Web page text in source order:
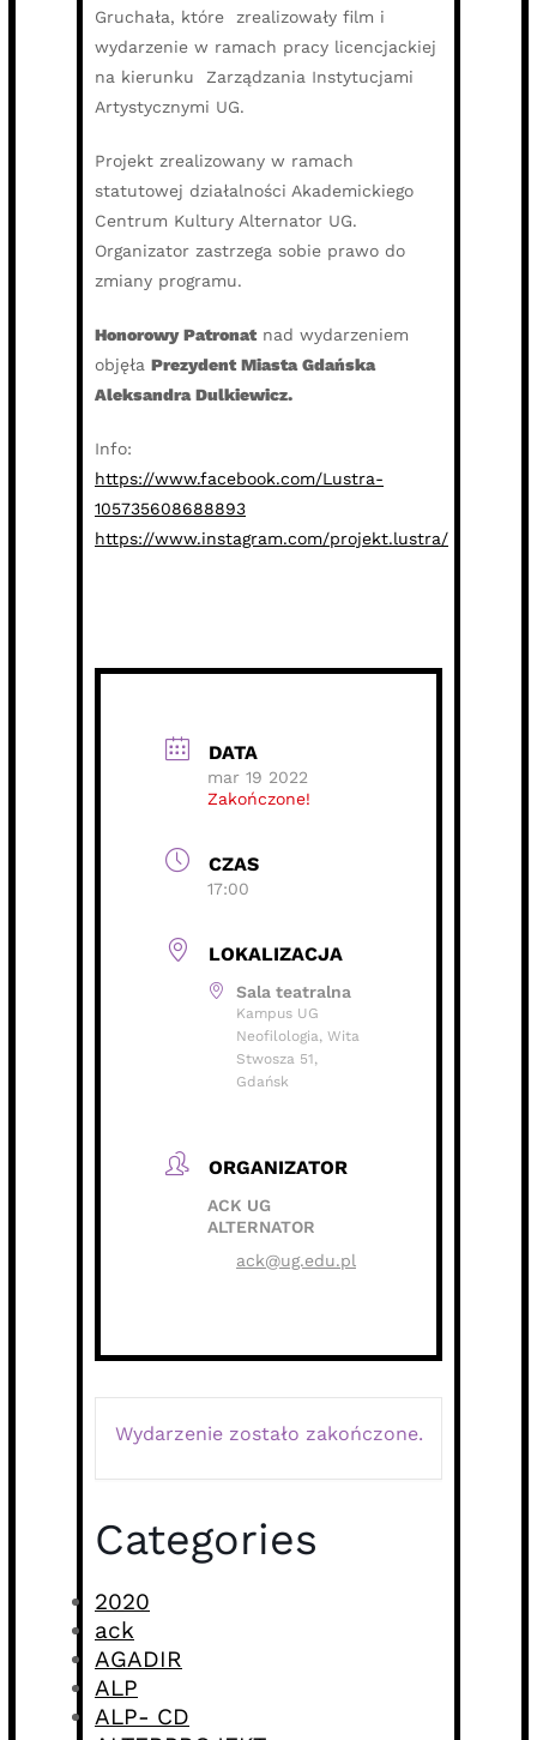
Gruchała, które zrealizowały film i
wydarzenie w ramach pracy licencjackiej
na kierunku Zarządzania Instytucjami
Artystycznymi UG.
Projekt zrealizowany w ramach
statutowej działalności Akademickiego
Centrum Kultury Alternator UG.
Organizator zastrzega sobie prawo do
zmiany programu.
Honorowy Patronat nad wydarzeniem
objęła Prezydent Miasta Gdańska
Aleksandra Dulkiewicz.
Info:
https://www.facebook.com/Lustra-
105735608688893
https://www.instagram.com/projekt.lustra/
DATA
mar 19 2022
Zakończone!
CZAS
17:00
LOKALIZACJA
Sala teatralna
Kampus UG
Neofilologia, Wita
Stwosza 51,
Gdańsk
ORGANIZATOR
ACK UG
ALTERNATOR
ack@ug.edu.pl
Wydarzenie zostało zakończone.
Categories
2020
ack
AGADIR
ALP
ALP- CD